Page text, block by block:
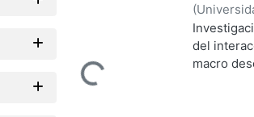
Loading...
(
de
del
macro